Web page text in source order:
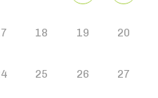
18 19 20
25 26 27